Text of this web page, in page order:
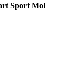
Sport Mol